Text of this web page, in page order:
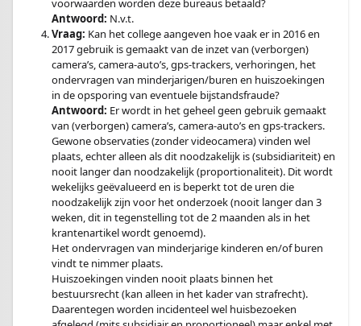
voorwaarden worden deze bureaus betaald?
Antwoord: N.v.t.
Vraag: Kan het college aangeven hoe vaak er in 2016 en
2017 gebruik is gemaakt van de inzet van (verborgen)
camera’s, camera-auto’s, gps-trackers, verhoringen, het
ondervragen van minderjarigen/buren en huiszoekingen
in de opsporing van eventuele bijstandsfraude?
Antwoord: Er wordt in het geheel geen gebruik gemaakt
van (verborgen) camera’s, camera-auto’s en gps-trackers.
Gewone observaties (zonder videocamera) vinden wel
plaats, echter alleen als dit noodzakelijk is (subsidiariteit) en
nooit langer dan noodzakelijk (proportionaliteit). Dit wordt
wekelijks geëvalueerd en is beperkt tot de uren die
noodzakelijk zijn voor het onderzoek (nooit langer dan 3
weken, dit in tegenstelling tot de 2 maanden als in het
krantenartikel wordt genoemd).
Het ondervragen van minderjarige kinderen en/of buren
vindt te nimmer plaats.
Huiszoekingen vinden nooit plaats binnen het
bestuursrecht (kan alleen in het kader van strafrecht).
Daarentegen worden incidenteel wel huisbezoeken